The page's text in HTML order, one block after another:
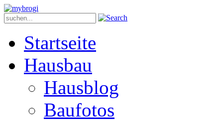
Startseite
Hausbau
Hausblog
Baufotos